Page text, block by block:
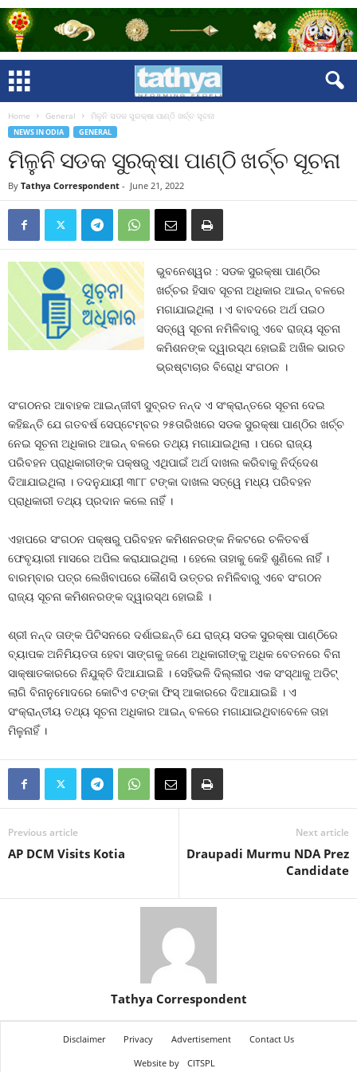
Home General ମିଳୁନି ସଡକ ସୁରକ୍ଷା ପାଣ୍ଠି ଖର୍ଚ୍ଚ ସୂଚନା
NEWS IN ODIA GENERAL
ମିଳୁନି ସଡକ ସୁରକ୍ଷା ପାଣ୍ଠି ଖର୍ଚ୍ଚ ସୂଚନା
By Tathya Correspondent - June 21, 2022
ଭୁବନେଶ୍ୱର : ସଡକ ସୁରକ୍ଷା ପାଣ୍ଠିର
ଖର୍ଚ୍ଚର ହିସାବ ସୂଚନା ଅଧିକାର ଆଇନ୍‍ ବଳରେ
ମଗାଯାଇଥିଲା । ଏ ବାବଦରେ ଅର୍ଥ ପଇଠ
ସତ୍ୱେ ସୂଚନା ନମିଳିବାରୁ ଏବେ ରାଜ୍ୟ ସୂଚନା
କମିଶନଙ୍କ ଦ୍ୱାରସ୍ଥ ହୋଇଛି ଅଖିଳ ଭାରତ
ଭ୍ରଷ୍ଟାଚାର ବିରୋଧି ସଂଗଠନ ।
ସଂଗଠନର ଆବାହକ ଆଇନ୍‍ଜୀବୀ ସୁବ୍ରତ ନନ୍ଦ ଏ ସଂକ୍ରାନ୍ତରେ ସୂଚନା ଦେଇ
କହିଛନ୍ତି ଯେ ଗତବର୍ଷ ସେପ୍ଟେମ୍ବର ୨୫ତାରିଖରେ ସଡକ ସୁରକ୍ଷା ପାଣ୍ଠିର ଖର୍ଚ୍ଚ
ନେଇ ସୂଚନା ଅଧିକାର ଆଇନ୍‍ ବଳରେ ତଥ୍ୟ ମଗାଯାଇଥିଲା । ପରେ ରାଜ୍ୟ
ପରିବହନ ପ୍ରାଧିକାରୀଙ୍କ ପକ୍ଷରୁ ଏଥିପାଇଁ ଅର୍ଥ ଦାଖଲ କରିବାକୁ ନିର୍ଦ୍ଦେଶ
ଦିଆଯାଇଥିଲା । ତଦନୁଯାୟୀ ୩୮୮ ଟଙ୍କା ଦାଖଲ ସତ୍ୱେ ମଧ୍ୟ ପରିବହନ
ପ୍ରାଧିକାରୀ ତଥ୍ୟ ପ୍ରଦାନ କଲେ ନାହିଁ ।
ଏହାପରେ ସଂଗଠନ ପକ୍ଷରୁ ପରିବହନ କମିଶନରଙ୍କ ନିକଟରେ ଚଳିତବର୍ଷ
ଫେବୃୟାରୀ ମାସରେ ଅପିଲ କରାଯାଇଥିଲା । ହେଲେ ତାହାକୁ କେହି ଶୁଣିଲେ ନାହିଁ ।
ବାରମ୍ବାର ପତ୍ର ଲେଖିବାପରେ କୌଣସି ଉତ୍ତର ନମିଳିବାରୁ ଏବେ ସଂଗଠନ
ରାଜ୍ୟ ସୂଚନା କମିଶନରଙ୍କ ଦ୍ୱାରସ୍ଥ ହୋଇଛି ।
ଶ୍ରୀ ନନ୍ଦ ତାଙ୍କ ପିଟିସନରେ ଦର୍ଶାଇଛନ୍ତି ଯେ ରାଜ୍ୟ ସଡକ ସୁରକ୍ଷା ପାଣ୍ଠିରେ
ବ୍ୟାପକ ଅନିମିୟତତା ହେବା ସାଙ୍ଗକୁ ଜଣେ ଅଧିକାରୀଙ୍କୁ ଅଧିକ ବେତନରେ ବିନା
ସାକ୍ଷାତକାରରେ ନିଯୁକ୍ତି ଦିଆଯାଇଛି । ସେହିଭଳି ଦିଲ୍ଲୀର ଏକ ସଂସ୍ଥାକୁ ଅଡିଟ୍‍
ଲାଗି ବିନାନୁମୋଦରେ କୋଟିଏ ଟଙ୍କା ଫିସ୍‍ ଆକାରରେ ଦିଆଯାଇଛି । ଏ
ସଂକ୍ରାନ୍ତୀୟ ତଥ୍ୟ ସୂଚନା ଅଧିକାର ଆଇନ୍‍ ବଳରେ ମଗାଯାଇଥିବାବେଳେ ତାହା
ମିଳୁନାହିଁ ।
Previous article
AP DCM Visits Kotia
Next article
Draupadi Murmu NDA Prez
Candidate
Tathya Correspondent
Disclaimer Privacy Advertisement
Contact Us
Website by
CITSPL